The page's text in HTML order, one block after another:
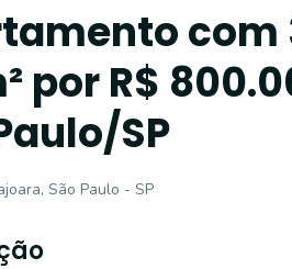
com
por R$
SP
São Paulo - SP